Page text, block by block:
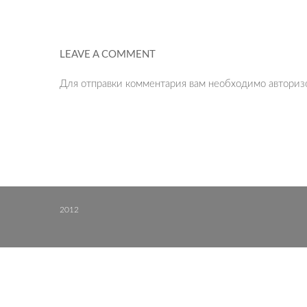
LEAVE A COMMENT
Для отправки комментария вам необходимо
2012